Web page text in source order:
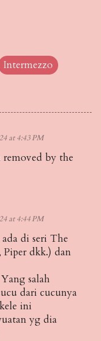
Intermezzo
at 4:43 PM
removed by the
at 4:44 PM
di seri The
Piper dkk.) dan
salah
dari cucunya
ini
yg dia